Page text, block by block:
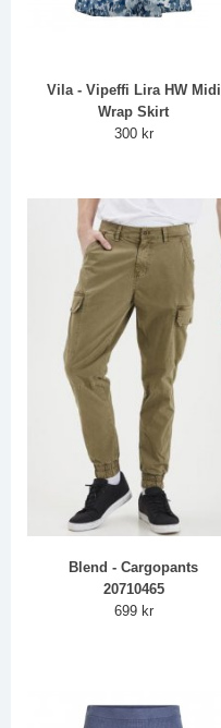
Vila - Vipeffi Lira HW Midi
Wrap Skirt
300 kr
Blend - Cargopants
20710465
699 kr